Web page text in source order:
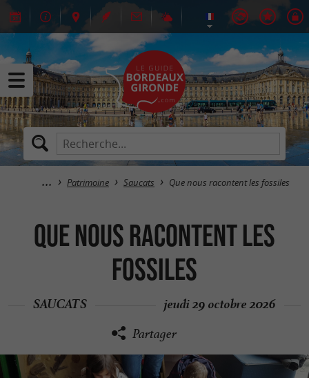
Patrimoine Saucats Que nous racontent les fossiles
Que nous racontent les
fossiles
SAUCATS jeudi 29 octobre 2026
Partager